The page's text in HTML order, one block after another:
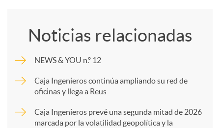
m
p
a
Noticias relacionadas
NEWS & YOU n.º 12
Caja Ingenieros continúa ampliando su red de
oficinas y llega a Reus
Caja Ingenieros prevé una segunda mitad de 2026
marcada por la volatilidad geopolítica y la